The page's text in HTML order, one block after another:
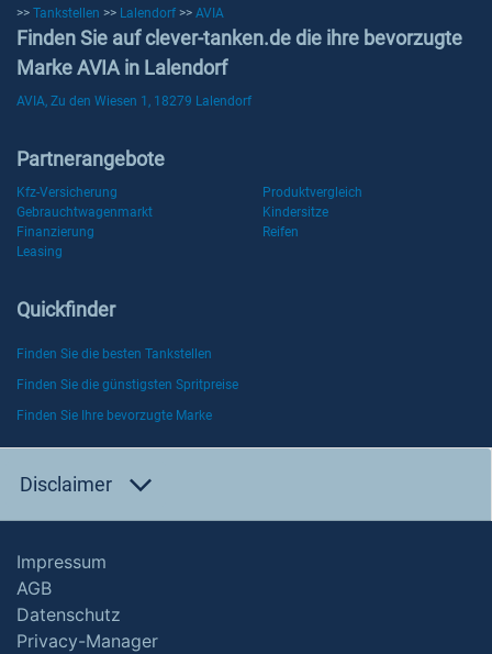
>> Tankstellen >> Lalendorf >> AVIA
Finden Sie auf clever-tanken.de die ihre bevorzugte
Marke AVIA in Lalendorf
AVIA, Zu den Wiesen 1, 18279 Lalendorf
Partnerangebote
Kfz-Versicherung
Produktvergleich
Gebrauchtwagenmarkt
Kindersitze
Finanzierung
Reifen
Leasing
Quickfinder
Finden Sie die besten Tankstellen
Finden Sie die günstigsten Spritpreise
Finden Sie Ihre bevorzugte Marke
Disclaimer
Impressum
AGB
Datenschutz
Privacy-Manager